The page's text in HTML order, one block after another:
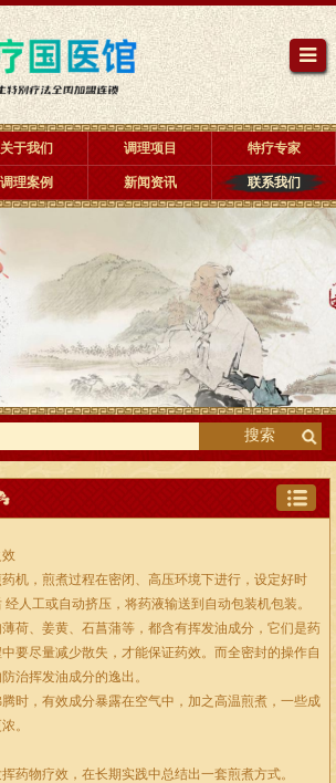
关于我们 调理项目 特疗专家
调理案例 新闻资讯 联系我们
搜索
机，煎煮过程在密闭、高压环境下进行，设定好时
人工或自动挤压，将药液输送到自动包装机包装。
荷、姜黄、石菖蒲等，都含有挥发油成分，它们是药
要尽量减少散失，才能保证药效。而全密封的操作自
治挥发油成分的逸出。
时，有效成分暴露在空气中，加之高温煎煮，一些成
。
药物疗效，在长期实践中总结出一套煎煮方式。